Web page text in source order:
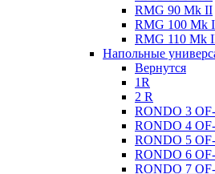
RMG 90 Mk II
RMG 100 Mk
RMG 110 Mk
Напольные
Вернутся
1R
2 R
RONDO 3
RONDO 4
RONDO 5
RONDO 6
RONDO 7